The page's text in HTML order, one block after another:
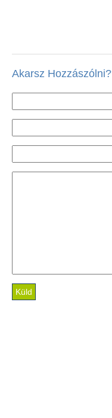
Akarsz Hozzászólni?